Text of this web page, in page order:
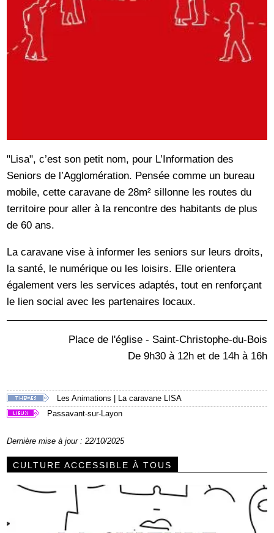
"Lisa", c’est son petit nom, pour L’Information des
Seniors de l’Agglomération. Pensée comme un bureau
mobile, cette caravane de 28m² sillonne les routes du
territoire pour aller à la rencontre des habitants de plus
de 60 ans.
La caravane vise à informer les seniors sur leurs droits,
la santé, le numérique ou les loisirs. Elle orientera
également vers les services adaptés, tout en renforçant
le lien social avec les partenaires locaux.
Place de l'église - Saint-Christophe-du-Bois
De 9h30 à 12h et de 14h à 16h
Les Animations
La caravane LISA
Passavant-sur-Layon
Dernière mise à jour : 22/10/2025
CULTURE ACCESSIBLE À TOUS